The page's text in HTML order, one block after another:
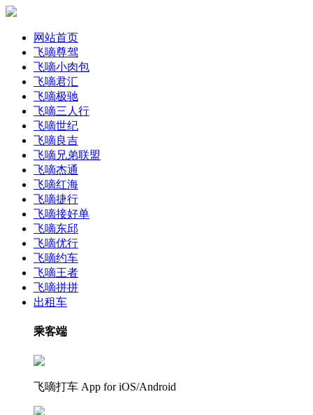
网站首页
飞嘀尊驾
飞嘀小肉包
飞嘀君汇
飞嘀极驰
飞嘀三人行
飞嘀世纪
飞嘀良吉
飞嘀兄弟联盟
飞嘀杰通
飞嘀红海
飞嘀捷行
飞嘀接好单
飞嘀东邱
飞嘀优行
飞嘀约车
飞嘀王者
飞嘀拼拼
出租车
乘客端
飞嘀打车 App for iOS/Android